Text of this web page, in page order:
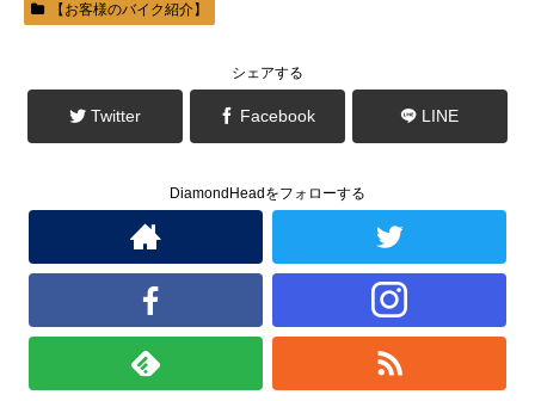
ド
ウ
ま
)
【お客様のバイク紹介】
シェアする
Twitter Facebook LINE
DiamondHeadをフォローする